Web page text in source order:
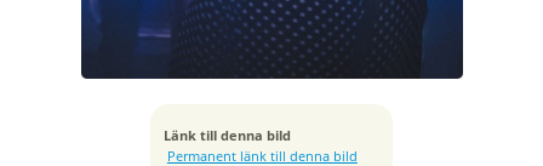
Länk till denna bild
Permanent länk till denna bild
Kamera
Tagen
ISO
6400